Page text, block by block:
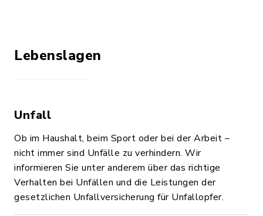
Lebenslagen
Unfall
Ob im Haushalt, beim Sport oder bei der Arbeit –
nicht immer sind Unfälle zu verhindern. Wir
informieren Sie unter anderem über das richtige
Verhalten bei Unfällen und die Leistungen der
gesetzlichen Unfallversicherung für Unfallopfer.